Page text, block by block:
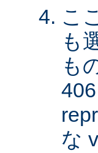
こ
も
も
な